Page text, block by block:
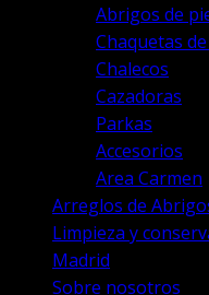
Abrigos de
Chaquetas
Chalecos
Cazadoras
Parkas
Accesorios
Area Carmen
Arreglos de
Limpieza y
Madrid
Sobre nosotros